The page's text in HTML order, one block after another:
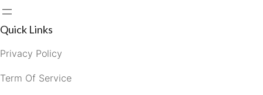
Quick Links
Privacy Policy
Term Of Service